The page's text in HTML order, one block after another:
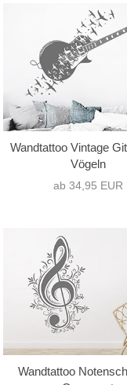
Wandtattoo Vintage
Vögeln
ab 34,95 EUR
Wandtattoo